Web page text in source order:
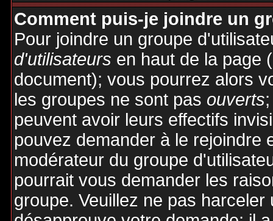
Comment puis-je joindre un
Pour joindre un groupe
d'utilisateursen haut de la page
document); vous pourrez alors
les groupes ne sont pasouverts
peuvent avoir leurs effectifs
pouvez demander à le rejoindre
modérateur du groupe
pourrait vous demander les
groupe. Veuillez ne pas